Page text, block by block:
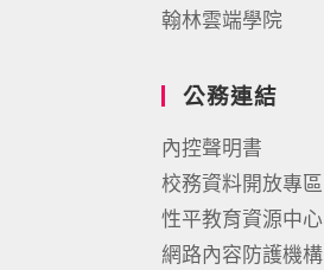
翰林雲端學院
公務連結
內控聲明書
校務資料開放專區
性平教育資源中心
網路內容防護機構